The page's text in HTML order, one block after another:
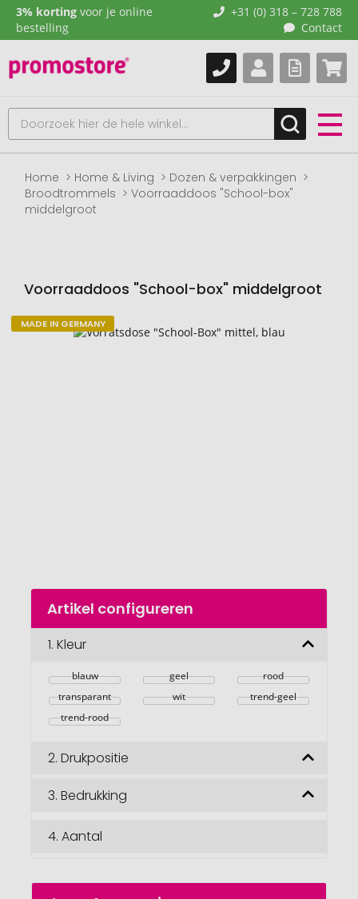
3% korting voor je online
bestelling
+31 (0) 318 – 728 788
Contact
Home Home & Living
Dozen & verpakkingen
Broodtrommels
Voorraaddoos "School-box"
middelgroot
Voorraaddoos "School-box" middelgroot
Naar
Naar
begin
afbeeldingengalerij
MADE IN GERMANY
Artikel configureren
1. Kleur
blauw geel
rood
transparant
wit
trend-geel
trend-rood
2. Drukpositie
3. Bedrukking
4. Aantal